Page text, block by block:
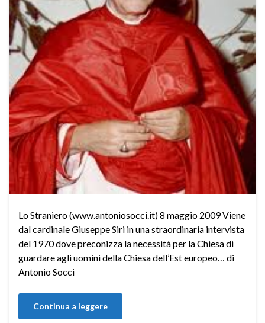
Lo Straniero (www.antoniosocci.it) 8 maggio 2009 Viene
dal cardinale Giuseppe Siri in una straordinaria intervista
del 1970 dove preconizza la necessità per la Chiesa di
guardare agli uomini della Chiesa dell’Est europeo… di
Antonio Socci
Continua a leggere